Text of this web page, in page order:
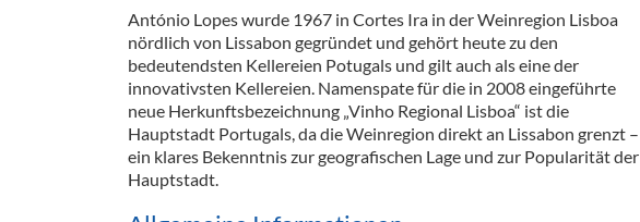
Kontakt Neuigkeiten
Termine
Bier
Fassbier + Zubehör
Alkoholfreie Getränke
Öle & Küchenartikel
Kaffee
António Lopes wurde 1967 in Cortes Ira in der Weinregion Lisboa
nördlich von Lissabon gegründet und gehört heute zu den
bedeutendsten Kellereien Potugals und gilt auch als eine der
innovativsten Kellereien. Namenspate für die in 2008 eingeführte
neue Herkunftsbezeichnung „Vinho Regional Lisboa“ ist die
Hauptstadt Portugals, da die Weinregion direkt an Lissabon grenzt –
ein klares Bekenntnis zur geografischen Lage und zur Popularität der
Hauptstadt.